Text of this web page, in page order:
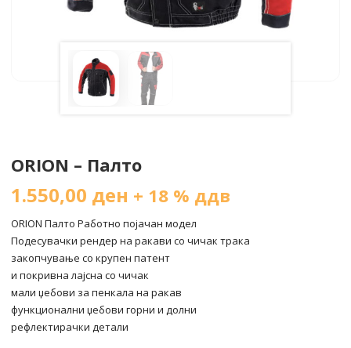
ORION – Палто
1.550,00 ден + 18 % ддв
ORION Палто Работно појачан модел
Подесувачки рендер на ракави со чичак трака
закопчување со крупен патент
и покривна лајсна со чичак
мали џебови за пенкала на ракав
функционални џебови горни и долни
рефлектирачки детали